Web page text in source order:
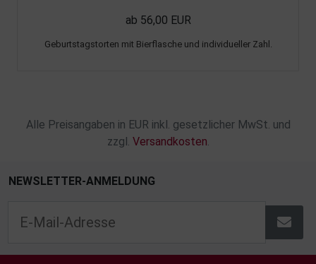
ab 56,00 EUR
Geburtstagstorten mit Bierflasche und individueller Zahl.
Alle Preisangaben in EUR inkl. gesetzlicher MwSt. und
zzgl. Versandkosten
NEWSLETTER-ANMELDUNG